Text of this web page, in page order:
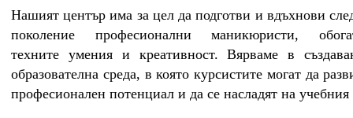
Нашият център има за цел да подготви и вдъхнови
поколение професионални маникюристи,
техните умения и креативност. Вярваме в
образователна среда, в която курсистите могат да
професионален потенциал и да се насладят на